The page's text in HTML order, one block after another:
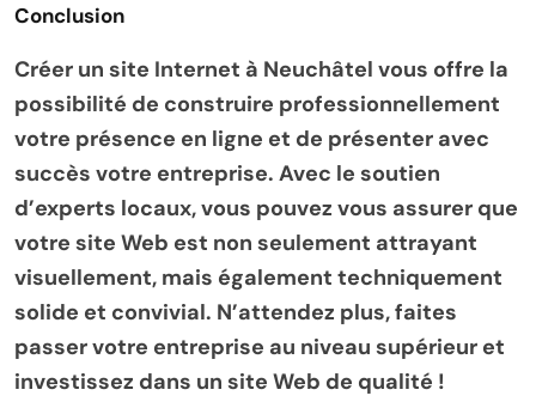
Conclusion
Créer un site Internet à Neuchâtel vous offre la
possibilité de construire professionnellement
votre présence en ligne et de présenter avec
succès votre entreprise. Avec le soutien
d’experts locaux, vous pouvez vous assurer que
votre site Web est non seulement attrayant
visuellement, mais également techniquement
solide et convivial. N’attendez plus, faites
passer votre entreprise au niveau supérieur et
investissez dans un site Web de qualité !